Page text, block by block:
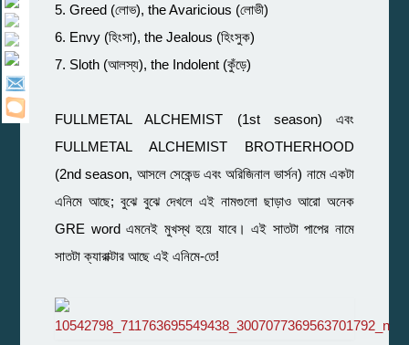
5. Greed (লোভ), the Avaricious (লোভী)
6. Envy (হিংসা), the Jealous (হিংসুক)
7. Sloth (আলস্য), the Indolent (কুঁড়ে)
FULLMETAL ALCHEMIST (1st season) এবং
FULLMETAL ALCHEMIST BROTHERHOOD
(2nd season, আসলে সেকেন্ড এবং অরিজিনাল ভার্সন) নামে একটা
এনিমে আছে; বুঝে বুঝে দেখলে এই নামগুলো ছাড়াও আরো অনেক
GRE word এমনেই মুখস্থ হয়ে যাবে। এই সাতটা পাপের নামে
সাতটা ক্যারাক্টার আছে এই এনিমে-তে!